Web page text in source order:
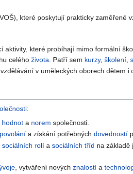
které poskytují prakticky zaměřené
aktivity, které probíhají mimo formální
celéhoživota . Patří sem kurzy,školení ,
v uměleckých oborech dětem i
:
hodnot a norem společnosti.
povolání a získání potřebnýchdovedností
sociálních rolí asociálních tříd na
, vytváření novýchznalostí a